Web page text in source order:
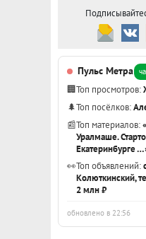
Пульс Метра
🏢Топ просмотров:
🌲Топ посёлков:
📰Топ материалов:
Уралмаше.
Екатеринбурге
👀Топ объявлений:
Колюткинский,
2 млн ₽
обновлено в 22:56